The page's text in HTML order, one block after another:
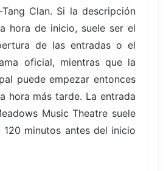
Clan. Si la descripción
hora de inicio, suele ser el
de las entradas o el
oficial, mientras que la
puede empezar entonces
hora más tarde. La entrada
Music Theatre suele
minutos antes del inicio